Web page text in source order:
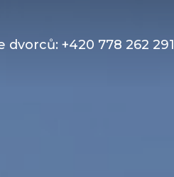
dvorců: +420 778 262 291